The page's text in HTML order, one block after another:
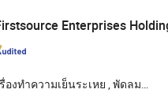
Enterprises
ำความเย็นระเหย , พัดลมชาร์จไฟได้ , เครื่องปรับอากาศพกพา , พัดลมอุตสาหกรรม